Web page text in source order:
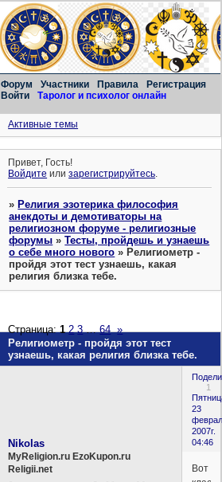
Форум Участники Правила
Регистрация
Войти
Таролог и психолог онлайн
Активные темы
Привет, Гость!
Войдите илизарегистрируйтесь.
»Религия эзотерика философия
анекдоты и демотиваторы на
религиозном форуме - религиозные
форумы »Тесты, пройдешь и узнаешь
о себе много нового »Религиометр -
пройдя этот тест узнаешь, какая
религия близка тебе.
Религиометр - пройдя этот тест
узнаешь, какая религия близка тебе.
Страница:1 2 3 … 64 »
1
23
2007г.
04:46
Nikolas
MyReligion.ru EzoKupon.ru
Religii.net
Вот